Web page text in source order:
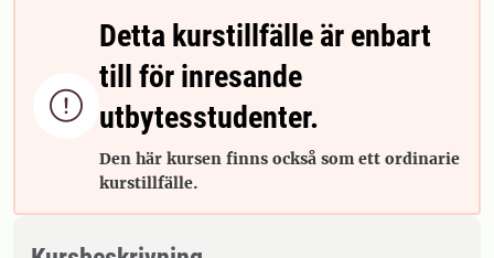

Detta kurstillfälle är enbart
till för inresande
utbytesstudenter.
Den här kursen finns också som ett ordinarie
kurstillfälle.